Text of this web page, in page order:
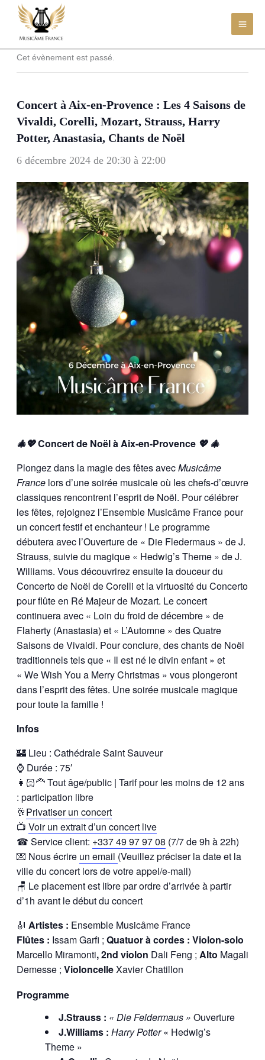
contenu
Cet évènement est passé.
Concert à Aix-en-Provence : Les 4 Saisons de
Vivaldi, Corelli, Mozart, Strauss, Harry
Potter, Anastasia, Chants de Noël
6 décembre 2024 de 20:30à 22:00
🎄💖Concert de Noël à Aix-en-Provence 💖 🎄
Plongez dans la magie des fêtes avecMusicâme
Francelors d’une soirée musicale où les chefs-d’œuvre
classiques rencontrent l’esprit de Noël. Pour célébrer
les fêtes, rejoignez l’Ensemble Musicâme France pour
un concert festif et enchanteur ! Le programme
débutera avec l’Ouverture de « Die Fledermaus » de J.
Strauss, suivie du magique « Hedwig’s Theme » de J.
Williams. Vous découvrirez ensuite la douceur du
Concerto de Noël de Corelli et la virtuosité du Concerto
pour flûte en Ré Majeur de Mozart. Le concert
continuera avec « Loin du froid de décembre » de
Flaherty (Anastasia) et « L’Automne » des Quatre
Saisons de Vivaldi. Pour conclure, des chants de Noël
traditionnels tels que « Il est né le divin enfant » et
« We Wish You a Merry Christmas » vous plongeront
dans l’esprit des fêtes. Une soirée musicale magique
pour toute la famille !
Infos
🏰 Lieu : Cathédrale Saint Sauveur
⌚ Durée : 75′
👩🏻‍🦰 Tout âge/public | Tarif pour les moins de 12 ans
: participation libre
🥂Privatiser un concert
📺 Voir un extrait d’un concert live
☎ Service client: +337 49 97 97 08 (7/7 de 9h à 22h)
💌 Nous écrire un email (Veuillez préciser la date et la
ville du concert lors de votre appel/e-mail)
🪑 Le placement est libre par ordre d’arrivée à partir
d’1h avant le début du concert
🎻 Artistes : Ensemble Musicâme France
Flûtes : Issam Garfi ; Quatuor à cordes : Violon-solo
Marcello Miramonti, 2nd violon Dali Feng ; Alto Magali
Demesse ; VioloncelleXavier Chatillon
Programme
J.Strauss : « Die Feldermaus » Ouverture
J.Williams : Harry Potter« Hedwig’s
Theme »